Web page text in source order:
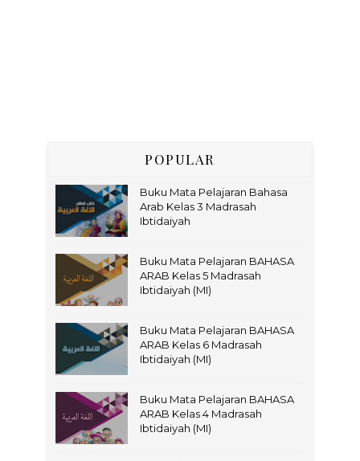
POPULAR
Buku Mata Pelajaran Bahasa
Arab Kelas 3 Madrasah
Ibtidaiyah
Buku Mata Pelajaran BAHASA
ARAB Kelas 5 Madrasah
Ibtidaiyah (MI)
Buku Mata Pelajaran BAHASA
ARAB Kelas 6 Madrasah
Ibtidaiyah (MI)
Buku Mata Pelajaran BAHASA
ARAB Kelas 4 Madrasah
Ibtidaiyah (MI)